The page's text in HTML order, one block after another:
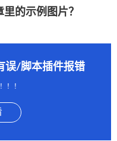
的示例图片？
误/脚本插件报错
！！